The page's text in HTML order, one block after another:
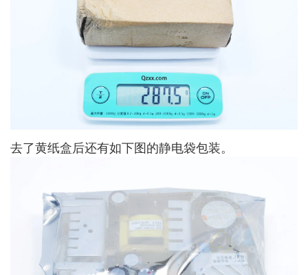
去了黄纸盒后还有如下图的静电袋包装。